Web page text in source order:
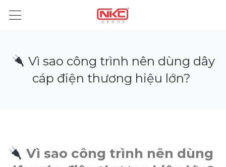
Vì sao công trình nên dùng dây
cáp điện thương hiệu lớn?
Vì sao công trình nên dùng